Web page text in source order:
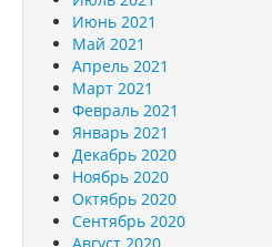
Июнь 2021
Май 2021
Апрель 2021
Март 2021
Февраль 2021
Январь 2021
Декабрь 2020
Ноябрь 2020
Октябрь 2020
Сентябрь 2020